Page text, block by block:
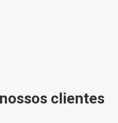
clientes